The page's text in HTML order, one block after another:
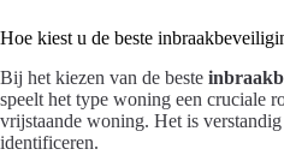
Hoe kiest u de beste
Bij het kiezen van de beste
speelt het type woning een cruciale
vrijstaande woning. Het is
identificeren.